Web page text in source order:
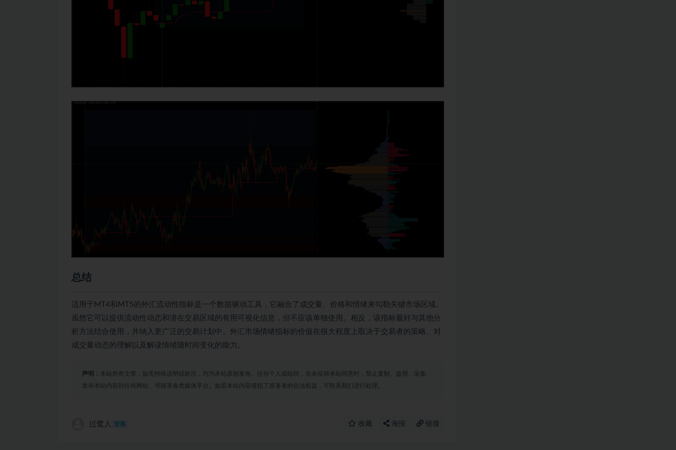
总结
适用于MT4和MT5的外汇流动性指标是一个数据驱动工具，它融合了成交量、价格和情绪来勾勒关键市场区域。
虽然它可以提供流动性动态和潜在交易区域的有用可视化信息，但不应该单独使用。相反，该指标最好与其他分
析方法结合使用，并纳入更广泛的交易计划中。外汇市场情绪指标的价值在很大程度上取决于交易者的策略、对
成交量动态的理解以及解读情绪随时间变化的能力。
声明： 本站所有文章，如无特殊说明或标注，均为本站原创发布。任何个人或组织，在未征得本站同意时，禁止复制、盗用、采集、
发布本站内容到任何网站、书籍等各类媒体平台。如若本站内容侵犯了原著者的合法权益，可联系我们进行处理。
过鹭人 普通 收藏 海报 链接